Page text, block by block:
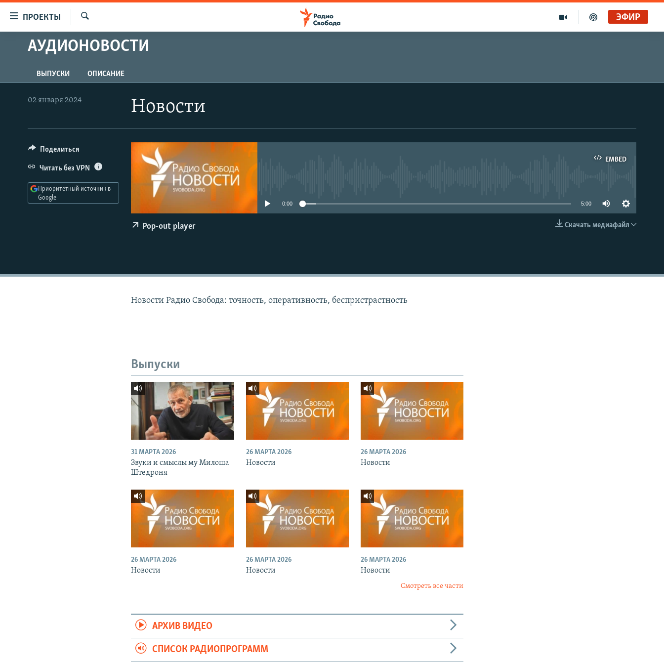
упрощенного
доступа
Вернуться
к
основному
главной
Вернутся
ПРОЕКТЫ
ПРОГРАММЫ
АВТОРСКИЕ ПРОЕКТЫ
ЦИТАТЫ СВОБОДЫ
IDEL.РЕАЛИИ
КАВКАЗ.РЕАЛИИ
СЕВЕР.РЕАЛИИ
СИБИРЬ.РЕАЛИИ
ЭФИР
АУДИОНОВОСТИ
ВЫПУСКИ ОПИСАНИЕ
Новости
02 января 2024
EMBED
EMBED
0:00 5:00
Скачать медиафайл
Pop-out player
Поделиться
Читать без VPN
Приоритетный источник в
Google
Новости Радио Свобода: точность, оперативность, беспристрастность
Выпуски
31 МАРТА 2026
Звуки и смыслы му Милоша
Штедроня
26 МАРТА 2026
Новости
26 МАРТА 2026
Новости
26 МАРТА 2026
Новости
26 МАРТА 2026
Новости
26 МАРТА 2026
Новости
Смотреть все части
АРХИВ ВИДЕО
СПИСОК РАДИОПРОГРАММ